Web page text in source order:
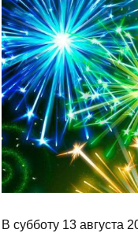
В субботу 13 августа